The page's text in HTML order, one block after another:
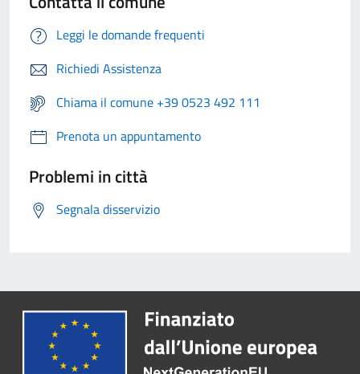
Leggi le domande frequenti
Richiedi Assistenza
Chiama il comune +39 0523 492 111
Prenota un appuntamento
Problemi in città
Segnala disservizio